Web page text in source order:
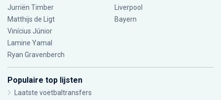
Jurriën Timber
Matthijs de Ligt
Vinícius Júnior
Lamine Yamal
Ryan Gravenberch
Liverpool
Bayern
Populaire top lijsten
Laatste voetbaltransfers